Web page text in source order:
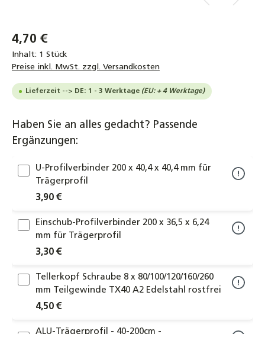
4,70 €
Inhalt: 1 Stück
Preise inkl. MwSt. zzgl. Versandkosten
Lieferzeit --> DE: 1 - 3 Werktage (EU: + 4 Werktage)
Haben Sie an alles gedacht? Passende
Ergänzungen:
U-Profilverbinder 200 x 40,4 x 40,4 mm für
Trägerprofil
3,90 €
Einschub-Profilverbinder 200 x 36,5 x 6,24
mm für Trägerprofil
3,30 €
Tellerkopf Schraube 8 x 80/100/120/160/260
mm Teilgewinde TX40 A2 Edelstahl rostfrei
4,50 €
ALU-Trägerprofil - 40-200cm -